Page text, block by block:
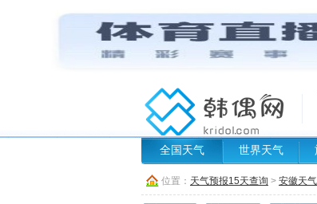
全国天气 世界天气
位置： 天气预报15天查询 > 安徽天